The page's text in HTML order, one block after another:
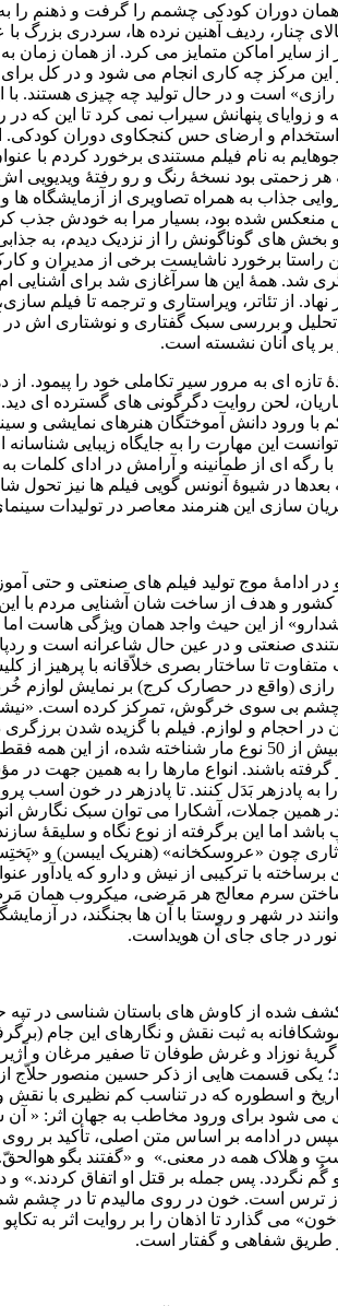
از همان دوران کودکی چشمم را گرفت و ذهنم را
چنار، ردیف آهنین نرده ها، سردری بزرگ با
سایر اماکن متمایز می کرد. از همان
مرکز چه کاری انجام می شود و در کل
است و در حال تولید چه چیزی هستند. با
پنهانش سیراب نمی کرد تا این که در
و ارضای حس کنجکاوی دوران کودکی.
به نام فیلم مستندی برخورد کردم با
های مؤسسۀ رازی در اوایل دهۀ 40 شمسی بود. به هر زحمتی بود نسخۀ رنگ و رو
به همراه تصاویری از آزمایشگاه ها و
منعکس شده بود، بسیار مرا به خودش جذب
گوناگونش را از نزدیک دیدم، به جذابی
برخورد ناشایست برخی از مدیران و
همۀ این ها سرآغازی شد برای آشنایی ام
از تئاتر، ویراستاری و ترجمه تا فیلم
تحلیل و بررسی سبک گفتاری و نوشتاری اش در
بر پای آنان نشسته است.
و شرح سفرهای درباریان، لحن روایت دگرگونی های گسترده
با ورود دانش آموختگان هنرهای نمایشی و
این مهارت را به جایگاه زیبایی شناسانه
با رگه ای از طمأنینه و آرامش در ادای کلمات
در شیوۀ آنونس گویی فیلم ها نیز تحول
در ادامۀ موج تولید فیلم های صنعتی و حتی
در کشور و هدف از ساخت شان آشنایی مردم با
از این حیث واجد همان ویژگی هاست
صنعتی و در عین حال شاعرانه است و
تا ساختار بصری خلاّقانه با پرهیز از
(واقع در حصارک کرج) بر نمایش لوازم
و چشم بی سوی خرگوش، تمرکز کرده است.
احجام و لوازم. فیلم با گزیده شدن برزگری
باشند. انواع مارها را به همین جهت
پادزهر بَدَل کنند. تا پادزهر در خون اسب
جملات، آشکارا می توان سبک نگارش
اما این برگرفته از نوع نگاه و سلیقۀ
چون «عروسکخانه» (هنریک ایبسن) و
با ترکیبی از نیش و دارو که یادآور
ساختن سرم معالج هر مَرضی، میکروب همان
در شهر و روستا با آن ها بجنگند، در
در جای جای آن هویداست.
کشف شده از کاوش های باستان شناسی در
به ثبت نقش و نگارهای این جام
نوزاد و غرش طوفان تا صفیر مرغان و
یکی قسمت هایی از ذکر حسین منصور حلاّج از
و اسطوره که در تناسب کم نظیری با نقش
می شود برای ورود مخاطب به جهان اثر: « آن
در ادامه بر اساس متن اصلی، تأکید بر
و هلاک همه در معنی.» و «گفتند بگو
پس جمله بر قتل او اتفاق کردند.» و در
ترس است. خون در روی مالیدم تا در چشم
گذارد تا اذهان را بر روایت اثر به تکاپو
طریق شفاهی و گفتار است.